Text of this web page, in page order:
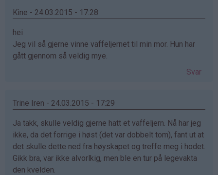
Kine - 24.03.2015 - 17:28
hei
Jeg vil så gjerne vinne vaffeljernet til min mor. Hun har
gått gjennom så veldig mye.
Svar
Trine Iren - 24.03.2015 - 17:29
Ja takk, skulle veldig gjerne hatt et vaffeljern. Nå har jeg
ikke, da det forrige i høst (det var dobbelt tom), fant ut at
det skulle dette ned fra høyskapet og treffe meg i hodet.
Gikk bra, var ikke alvorlkig, men ble en tur på legevakta
den kvelden.